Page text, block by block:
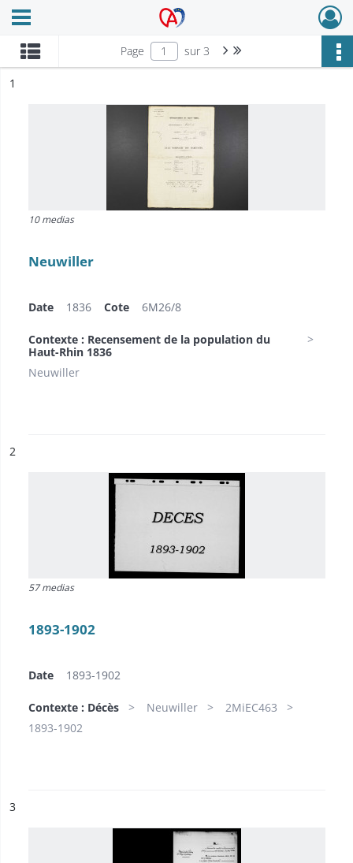
Archives Alsace - Colmar
Ouvrir le menu déroulant
Page sur 3 Page suivante : 1/3
n°
1
10 medias
Neuwiller
Date 1836 Cote 6M26/8
Contexte : Recensement de la population du
Haut-Rhin 1836
Neuwiller
n°
2
57 medias
1893-1902
Date 1893-1902
Contexte : Décès Neuwiller
2MiEC463
1893-1902
n°
3